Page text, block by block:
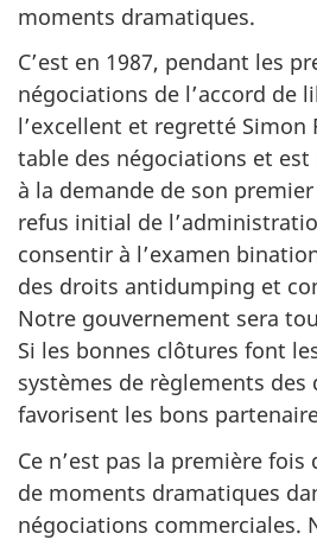
moments dramatiques.
C’est en 1987, pendant les
négociations de l’accord de
l’excellent et regretté Simon
table des négociations et
à la demande de son
refus initial de
consentir à l’examen
des droits antidumping et
Notre gouvernement sera
Si les bonnes clôtures font
systèmes de règlements des
favorisent les bons
Ce n’est pas la première
de moments dramatiques
négociations commerciales.